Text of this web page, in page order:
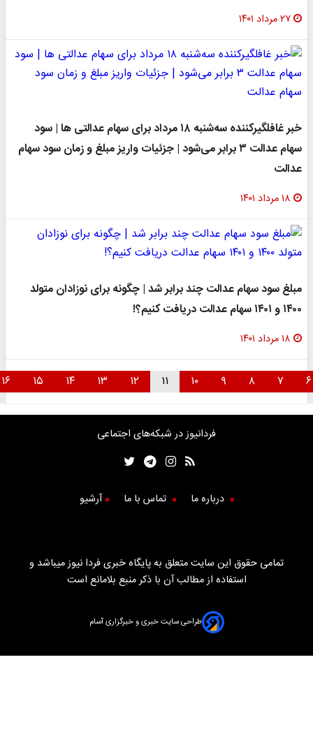
۲۷ مرداد ۱۴۰۱
خبر غافلگیرکننده سه‌شنبه ۱۸ مرداد برای سهام عدالتی ها | سود
سهام عدالت ۳ برابر می‌شود | جزئیات واریز مبلغ و زمان سود سهام
عدالت
۱۸ مرداد ۱۴۰۱
مبلغ سود سهام عدالت چند برابر شد | چگونه برای نوزادان متولد
۱۴۰۰ و ۱۴۰۱ سهام عدالت دریافت کنیم؟!
۱۸ مرداد ۱۴۰۱
فردانیوز در شبکه‌های اجتماعی
درباره ما تماس با ما آرشیو
تمامی حقوق این سایت متعلق به پایگاه خبری فردا نیوز میباشد و
استفاده از مطالب آن با ذکر منبع بلامانع است
طراحی سایت خبری و خبرگزاری آسام